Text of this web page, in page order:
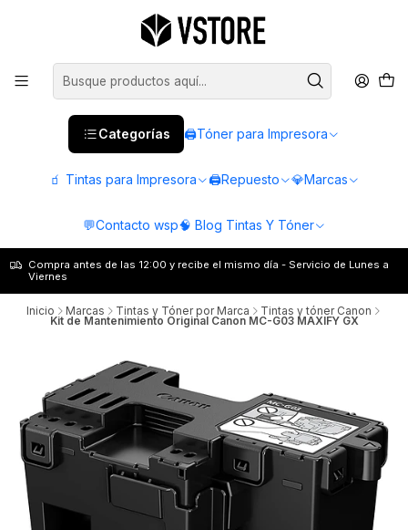
Categorías 🖨️Tóner para Impresora
🧃 Tintas para Impresora 🖨️Repuesto 💎Marcas
💬Contacto wsp🧠 Blog Tintas Y Tóner
Compra antes de las 12:00 y recibe el mismo día - Servicio de Lunes a
Viernes
Inicio Marcas Tintas y Tóner por Marca Tintas y tóner Canon
Kit de Mantenimiento Original Canon MC-G03 MAXIFY GX